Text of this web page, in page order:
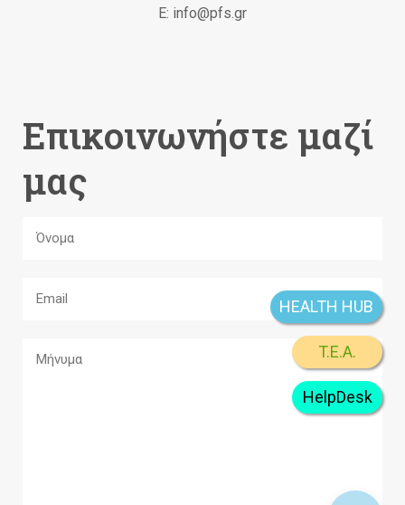
Ε: info@pfs.gr
Επικοινωνήστε μαζί
μας
HelpDesk
T.E.A.
HEALTH HUB